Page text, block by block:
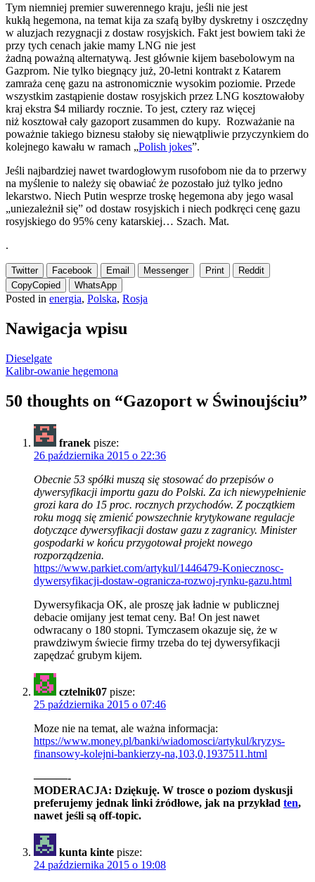
Tym niemniej premier suwerennego kraju, jeśli nie jest
kukłą hegemona, na temat kija za szafą byłby dyskretny i oszczędny
w aluzjach rezygnacji z dostaw rosyjskich. Fakt jest bowiem taki że
przy tych cenach jakie mamy LNG nie jest
żadną poważną alternatywą. Jest głównie kijem basebolowym na
Gazprom. Nie tylko biegnący już, 20-letni kontrakt z Katarem
zamraża cenę gazu na astronomicznie wysokim poziomie. Przede
wszystkim zastąpienie dostaw rosyjskich przez LNG kosztowałoby
kraj ekstra $4 miliardy rocznie. To jest, cztery raz więcej
niż kosztował cały gazoport zusammen do kupy. Rozważanie na
poważnie takiego biznesu stałoby się niewątpliwie przyczynkiem do
kolejnego kawału w ramach „Polish jokes”.
Jeśli najbardziej nawet twardogłowym rusofobom nie da to przerwy
na myślenie to należy się obawiać że pozostało już tylko jedno
lekarstwo. Niech Putin wesprze troskę hegemona aby jego wasal
„uniezależnił się” od dostaw rosyjskich i niech podkręci cenę gazu
rosyjskiego do 95% ceny katarskiej… Szach. Mat.
.
Twitter Facebook Email Messenger Print
Reddit
CopyCopied WhatsApp
Posted in energia, Polska, Rosja
Nawigacja wpisu
Dieselgate
Kalibr-owanie hegemona
50 thoughts on “Gazoport w Świnoujściu”
franek pisze:
26 października 2015 o 22:36
Obecnie 53 spółki muszą się stosować do przepisów o
dywersyfikacji importu gazu do Polski. Za ich niewypełnienie
grozi kara do 15 proc. rocznych przychodów. Z początkiem
roku mogą się zmienić powszechnie krytykowane regulacje
dotyczące dywersyfikacji dostaw gazu z zagranicy. Minister
gospodarki w końcu przygotował projekt nowego
rozporządzenia.
https://www.parkiet.com/artykul/1446479-Koniecznosc-
dywersyfikacji-dostaw-ogranicza-rozwoj-rynku-gazu.html
Dywersyfikacja OK, ale proszę jak ładnie w publicznej
debacie omijany jest temat ceny. Ba! On jest nawet
odwracany o 180 stopni. Tymczasem okazuje się, że w
prawdziwym świecie firmy trzeba do tej dywersyfikacji
zapędzać grubym kijem.
cztelnik07 pisze:
25 października 2015 o 07:46
Moze nie na temat, ale ważna informacja:
https://www.money.pl/banki/wiadomosci/artykul/kryzys-
finansowy-kolejni-bankierzy-na,103,0,1937511.html
———-
MODERACJA: Dziękuję. W trosce o poziom dyskusji
preferujemy jednak linki źródłowe, jak na przykład ten,
nawet jeśli są off-topic.
kunta kinte pisze:
24 października 2015 o 19:08